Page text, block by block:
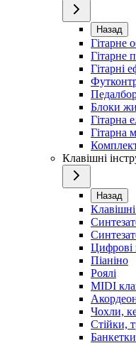
Назад
Гітарне
Гітарне
Гітарні
Блоки
Гітарна
Гітарна
Клавішні
Назад
Цифрові
Піаніно
Роялі
MIDI
Чохли,
Стійки,